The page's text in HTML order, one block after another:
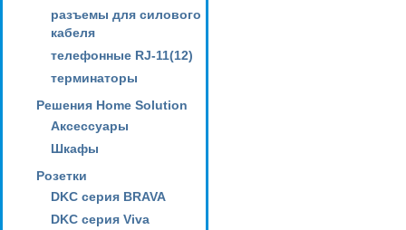
разъемы для силового
кабеля
телефонные RJ-11(12)
терминаторы
Решения Home Solution
Аксессуары
Шкафы
Розетки
DKC серия BRAVA
DKC серия Viva